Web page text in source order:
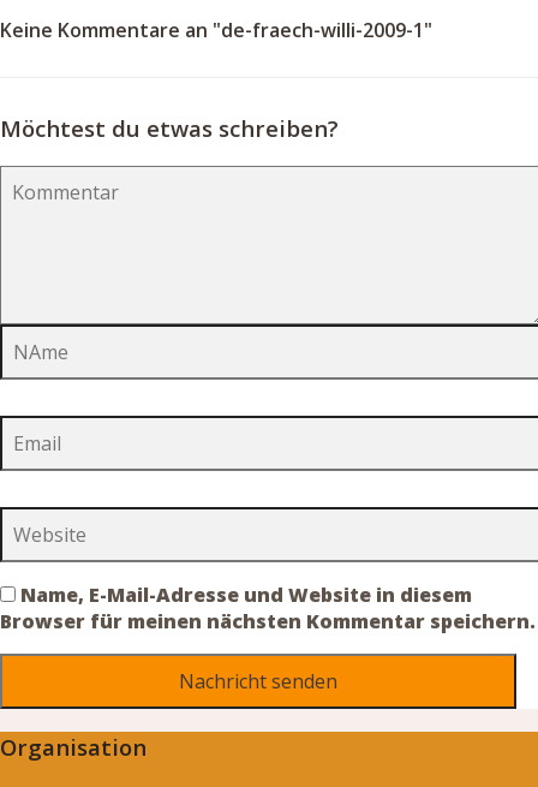
Keine Kommentare an "de-fraech-willi-2009-1"
Möchtest du etwas schreiben?
Name, E-Mail-Adresse und Website in diesem
Browser für meinen nächsten Kommentar speichern.
Organisation